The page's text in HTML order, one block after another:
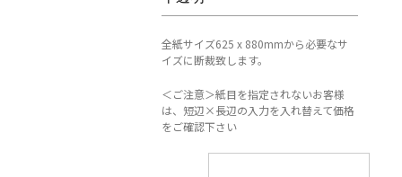
全紙サイズ625 x 880mmから必要なサ
イズに断裁致します。
＜ご注意＞紙目を指定されないお客様
は、短辺×長辺の入力を入れ替えて価格
をご確認下さい